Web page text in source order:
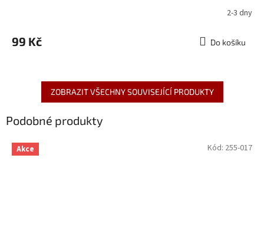
2-3 dny
99 Kč Do košíku
ZOBRAZIT VŠECHNY SOUVISEJÍCÍ PRODUKTY
Podobné produkty
Akce Kód: 255-017